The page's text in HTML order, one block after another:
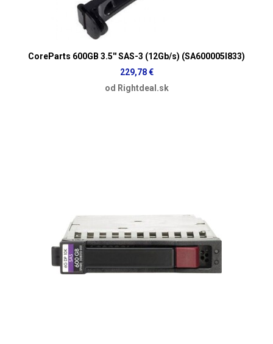
CoreParts 600GB 3.5'' SAS-3 (12Gb/s) (SA600005I833)
229,78 €
od Rightdeal.sk